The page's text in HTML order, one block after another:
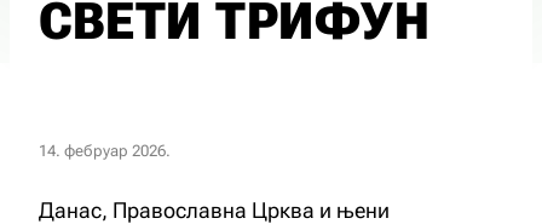
СВЕТИ ТРИФУН
14. фебруар 2026.
Данас, Православна Црква и њени